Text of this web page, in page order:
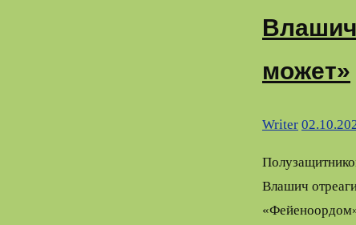
может»
Writer
Влашич